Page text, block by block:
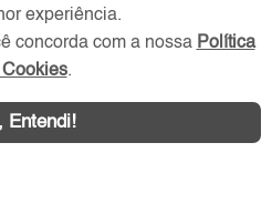
experiência.
concorda com a nossa Política
.
Entendi!